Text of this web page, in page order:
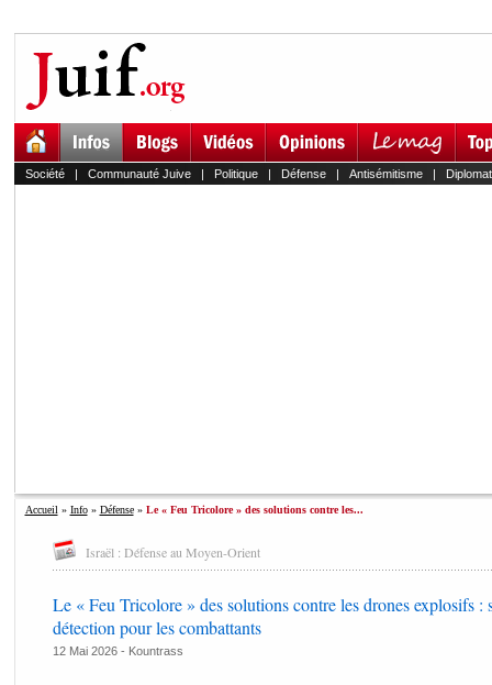
Société| Communauté Juive| Politique| Défense| Antisémitisme|
Accueil » Info» Défense» Le « Feu Tricolore » des solutions contre les...
Israël : Défense au Moyen-Orient
Le « Feu Tricolore » des solutions contre les drones explosifs :
détection pour les combattants
12 Mai 2026 - Kountrass